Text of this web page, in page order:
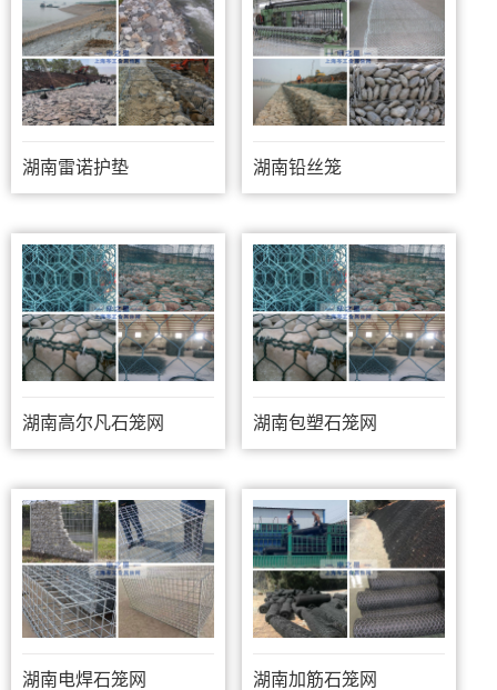
湖南雷诺护垫 湖南铅丝笼
湖南高尔凡石笼网 湖南包塑石笼网
湖南电焊石笼网 湖南加筋石笼网